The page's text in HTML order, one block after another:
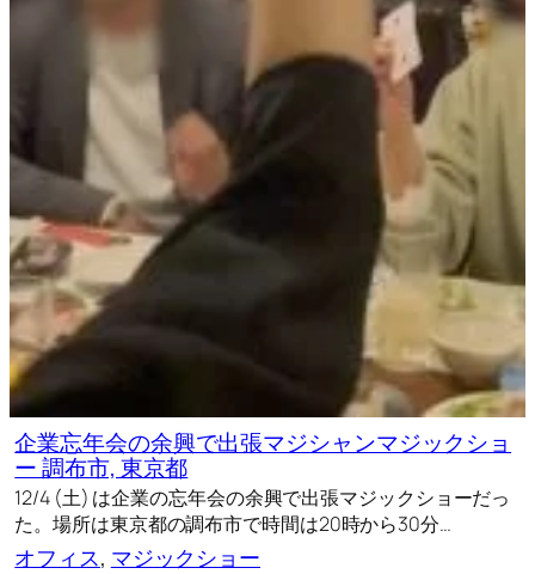
企業忘年会の余興で出張マジシャンマジックショ
ー 調布市, 東京都
12/4 (土) は企業の忘年会の余興で出張マジックショーだっ
た。場所は東京都の調布市で時間は20時から30分…
オフィス, マジックショー